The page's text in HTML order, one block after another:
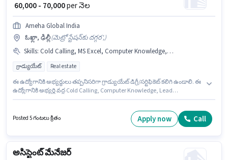
₹ 60,000 - 70,000per నెల
Ameha Global India
ఓఖ్లా, ఢిల్లీ(మెట్రో స్టేషన్‌కు దగ్గర',)
Skills: Cold Calling, MS Excel, Computer Knowledge, Wiring, Lead Generation
గ్రాడ్యుయేట్ Real estate
ఈ ఉద్యోగానికి అభ్యర్థులు తప్పనిసరిగా గ్రాడ్యుయేట్ డిగ్రీ/సర్టిఫికెట్ కలిగి ఉండాలి. ఈ
ఉద్యోగానికి అభ్యర్థి వద్ద Cold Calling, Computer Knowledge, Lead
సంపాదించవచ్చు. ఈ ఉద్యోగానికి Fixed జీతం అందుబాటులో ఉంది. ఈ ఖాళీ ఓఖ్లా,
ఢిల్లీ లో ఉంది. Ameha Global India లో అమ్మకాలు / వ్యాపార అభివృద్ధి విభాగంలో
Posted 5 గంటలు క్రితం Apply now Call
అసిస్టెంట్ మేనేజర్